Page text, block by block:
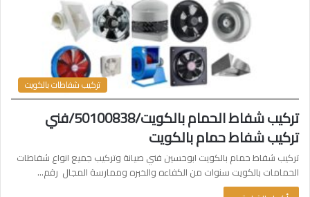
تركيب شفاطات بالكويت
تركيب شفاط الحمام بالكويت/50100838/فني
تركيب شفاط حمام بالكويت
تركيب شفاط حمام بالكويت ابوحسين فني صيانة وتركيب جميع انواع شفاطات
الحمامات بالكويت سنوات من الكفاءه والخبره وممارسة المجال رقم…